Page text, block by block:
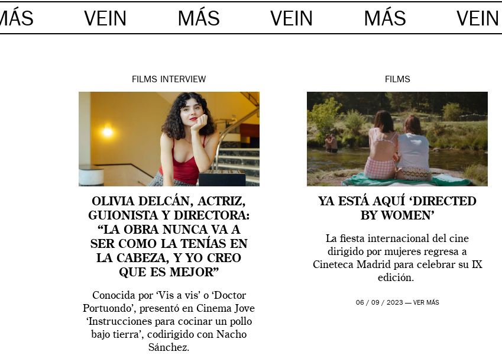
VEIN MÁS VEIN MÁS VEIN
FILMS INTERVIEW
OLIVIA DELCÁN, ACTRIZ,
GUIONISTA Y DIRECTORA:
“LA OBRA NUNCA VA A
SER COMO LA TENÍAS EN
LA CABEZA, Y YO CREO
QUE ES MEJOR”
Conocida por ‘Vis a vis’ o ‘Doctor
Portuondo’, presentó en Cinema Jove
‘Instrucciones para cocinar un pollo
bajo tierra’, codirigido con Nacho
Sánchez.
FILMS
YA ESTÁ AQUÍ ‘DIRECTED
BY WOMEN’
La fiesta internacional del cine
dirigido por mujeres regresa a
Cineteca Madrid para celebrar su IX
edición.
06 / 09 / 2023 — VER MÁS